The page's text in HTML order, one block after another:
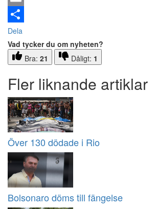
Email
Dela
Vad tycker du om nyheten?
Bra: 21 Dåligt: 1
Fler liknande artiklar
Över 130 dödade i Rio
Bolsonaro döms till fängelse